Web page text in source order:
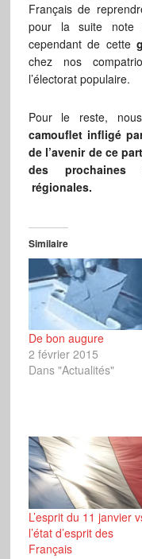
Français de
pour la suite note
cependant de cette
chez nos
l’électorat populaire.
Pour le reste,
camouflet infligé
de l’avenir de ce
des prochaines
régionales.
Similaire
De bon augure
2 février 2015
Dans "Actualités"
L’esprit du 11 janvier
l’état d’esprit des
Français